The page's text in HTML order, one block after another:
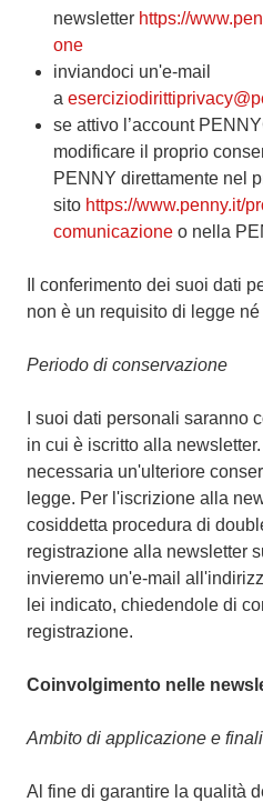
newsletter https://
one
inviandoci un'e-mail
a
se attivo l’account
modificare il proprio
PENNY direttamente nel
sito https://www.penny.it/
comunicazione o nella
Il conferimento dei suoi dati
non è un requisito di legge
Periodo di conservazione
I suoi dati personali saranno
in cui è iscritto alla
necessaria un'ulteriore
legge. Per l'iscrizione alla
cosiddetta procedura di
registrazione alla newsletter
invieremo un'e-mail
lei indicato, chiedendole di
registrazione.
Coinvolgimento nelle
Ambito di applicazione e
Al fine di garantire la qualità